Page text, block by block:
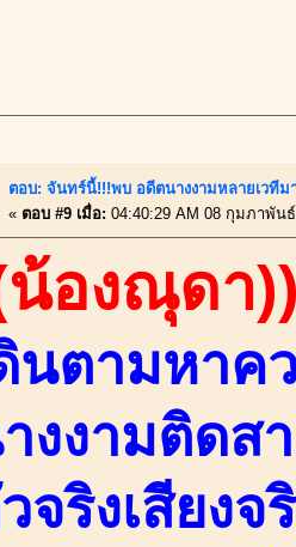
ตอบ: จันทร์นี้!!!พบ อดีตนางงามหลายเวที
« ตอบ #9 เมื่อ: 04:40:29 AM 08 กุมภาพัน
น้องณุดา
นตามหาค
งงามติดส
จริงเสียง